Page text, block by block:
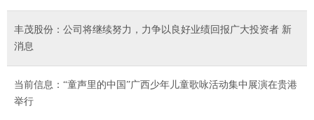
丰茂股份：公司将继续努力，力争以良好业绩回报广大投资者 新
消息
当前信息：“童声里的中国”广西少年儿童歌咏活动集中展演在贵港
举行